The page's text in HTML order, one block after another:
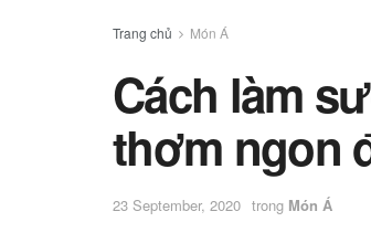
Trang chủ Món Á
Cách làm
thơm ngon
23 September, 2020 trong Món Á